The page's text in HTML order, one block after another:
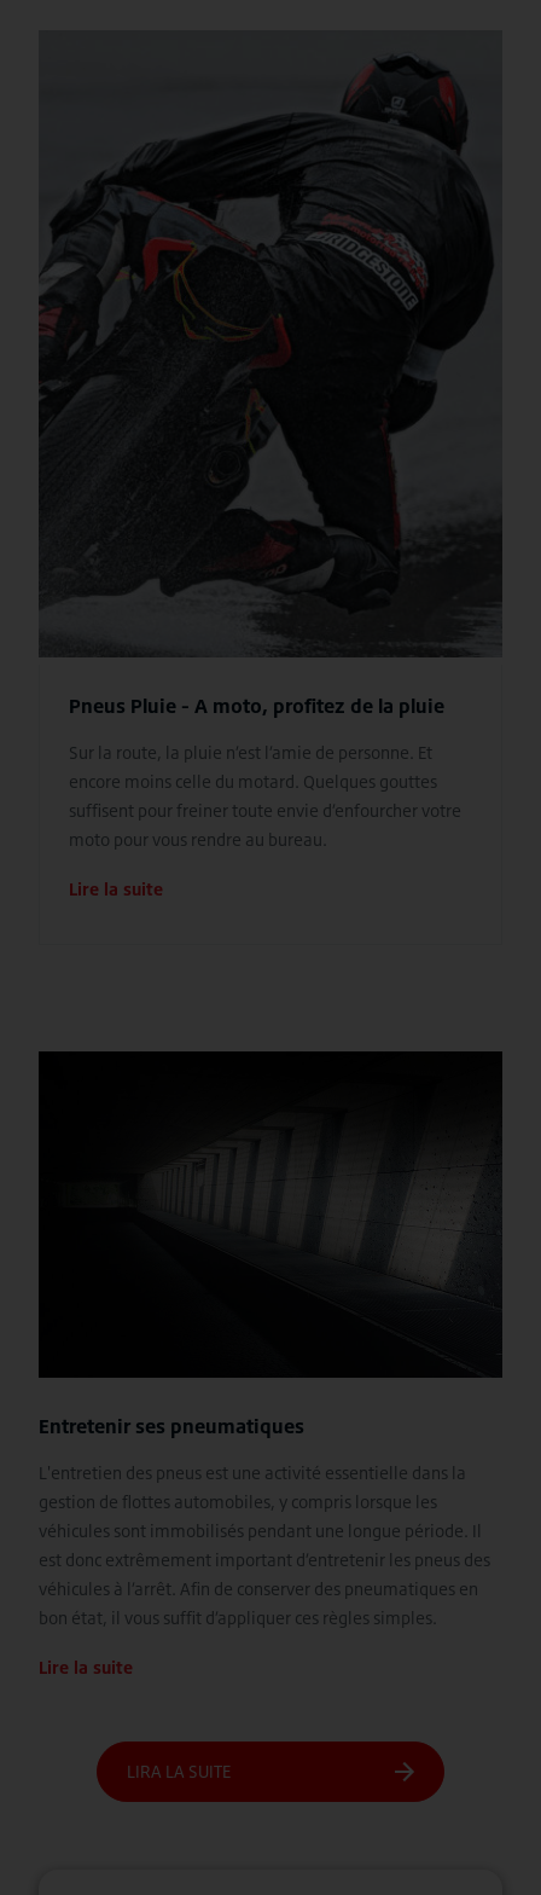
Pneus Pluie - A moto, profitez de la pluie
Sur la route, la pluie n’est l’amie de personne. Et
encore moins celle du motard. Quelques gouttes
suffisent pour freiner toute envie d’enfourcher votre
moto pour vous rendre au bureau.
Lire la suite
Entretenir ses pneumatiques
L'entretien des pneus est une activité essentielle dans la
gestion de flottes automobiles, y compris lorsque les
véhicules sont immobilisés pendant une longue période. Il
est donc extrêmement important d’entretenir les pneus des
véhicules à l’arrêt. Afin de conserver des pneumatiques en
bon état, il vous suffit d’appliquer ces règles simples.
Lire la suite